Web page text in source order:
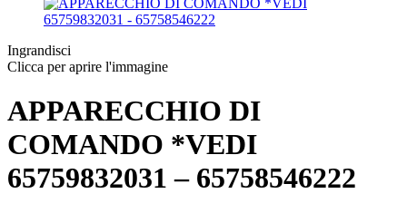
Ingrandisci
Clicca per aprire l'immagine
APPARECCHIO DI
COMANDO *VEDI
65759832031 – 65758546222